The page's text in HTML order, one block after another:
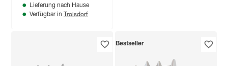
Lieferung nach Hause
Verfügbar in Troisdorf
Bestseller